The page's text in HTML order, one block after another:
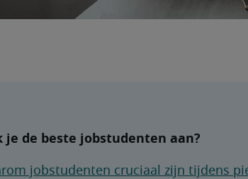
je de beste jobstudenten aan?
jobstudenten cruciaal zijn tijdens